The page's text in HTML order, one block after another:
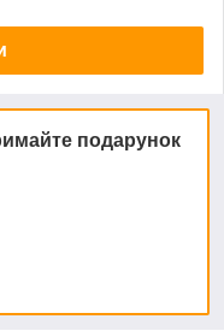
подарунок